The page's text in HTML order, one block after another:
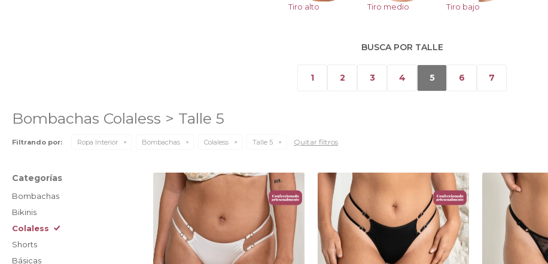
Tiro alto Tiro medio Tiro bajo
BUSCA POR TALLE
1 2 3 4 5 6 7
Bombachas Colaless > Talle 5
Filtrando por: Ropa Interior Bombachas Colaless Talle 5 Quitar filtros
Categorías
Bombachas
Bikinis
Colaless
Shorts
Básicas